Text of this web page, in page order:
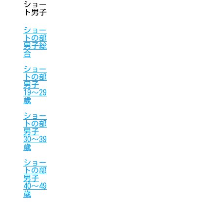
ショー
ト男子
ショー
トの部
男子総
合
ショー
トの部
男子
19〜29
歳
ショー
トの部
男子
30〜39
歳
ショー
トの部
男子
40〜49
歳